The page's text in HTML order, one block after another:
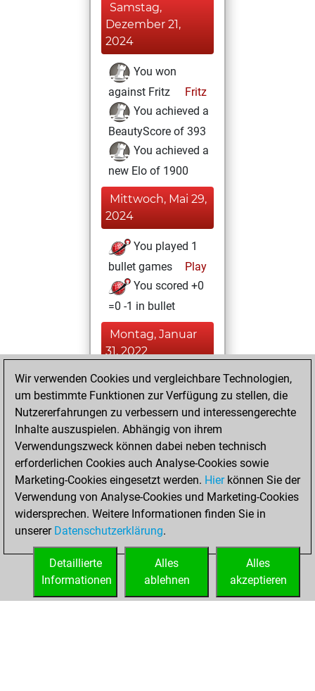
Samstag,
Dezember 21,
2024
You won
against Fritz
Fritz
You achieved a
BeautyScore of 393
You achieved a
new Elo of 1900
Mittwoch, Mai 29,
2024
You played 1
bullet games
Play
You scored +0
=0 -1 in bullet
Montag, Januar
31, 2022
You played 1
slow games
Play
=0 -1 in slow games
Dienstag,
November 24,
2020
You created
your Fritz account
Wir verwenden Cookies und vergleichbare Technologien,
um bestimmte Funktionen zur Verfügung zu stellen, die
Nutzererfahrungen zu verbessern und interessengerechte
Inhalte auszuspielen. Abhängig von ihrem
Verwendungszweck können dabei neben technisch
erforderlichen Cookies auch Analyse-Cookies sowie
Marketing-Cookies eingesetzt werden. Hierkönnen Sie der
Verwendung von Analyse-Cookies und Marketing-Cookies
widersprechen. Weitere Informationen finden Sie in
unserer Datenschutzerklärung.
Alles
akzeptieren
Alles
ablehnen
Detaillierte
Informationen